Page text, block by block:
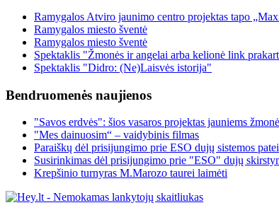
Ramygalos Atviro jaunimo centro projektas tapo
Ramygalos miesto šventė
Ramygalos miesto šventė
Spektaklis "Žmonės ir angelai arba kelionė link
Spektaklis "Didro: (Ne)Laisvės istorija"
Bendruomenės naujienos
"Savos erdvės": šios vasaros projektas jauniems
"Mes dainuosim“ – vaidybinis filmas
Paraiškų dėl prisijungimo prie ESO dujų sistemos
Susirinkimas dėl prisijungimo prie "ESO" dujų
Krepšinio turnyras M.Marozo taurei laimėti